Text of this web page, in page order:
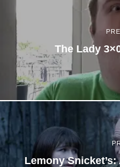
The Lady
Lemony